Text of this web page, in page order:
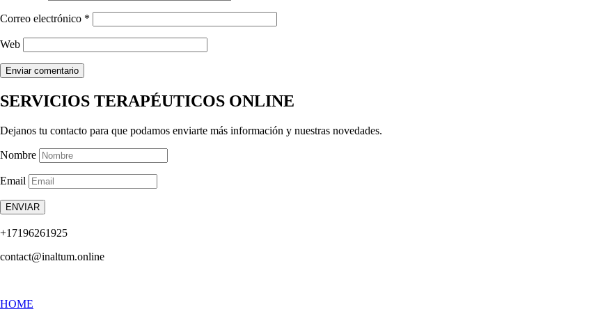
Correo electrónico *
Web
SERVICIOS TERAPÉUTICOS ONLINE
Dejanos tu contacto para que podamos enviarte más información y nuestras novedades.
Nombre
Email
ENVIAR
+17196261925
contact@inaltum.online
HOME